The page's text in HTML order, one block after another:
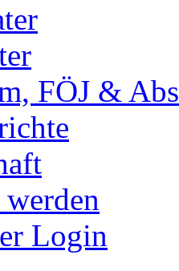
FÖJ &
Login